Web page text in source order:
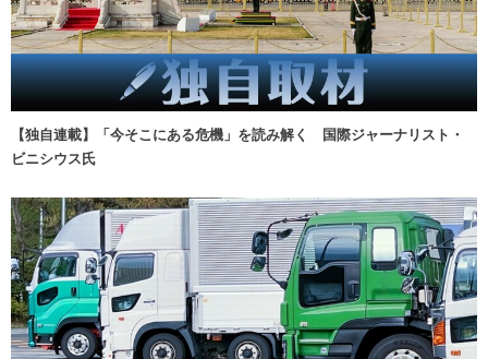
【独自連載】「今そこにある危機」を読み解く 国際ジャーナリスト・
ビニシウス氏